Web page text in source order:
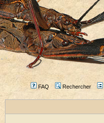
FAQ Rechercher